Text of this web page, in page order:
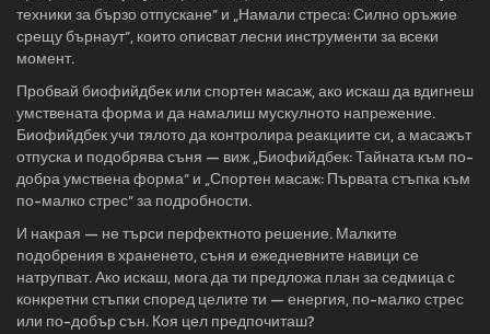
техники за бързо отпускане“ и „Намали стреса: Силно оръжие
срещу бърнаут“, които описват лесни инструменти за всеки
момент.
Пробвай биофийдбек или спортен масаж, ако искаш да вдигнеш
умствената форма и да намалиш мускулното напрежение.
Биофийдбек учи тялото да контролира реакциите си, а масажът
отпуска и подобрява съня — виж „Биофийдбек: Тайната към по-
добра умствена форма“ и „Спортен масаж: Първата стъпка към
по-малко стрес“ за подробности.
И накрая — не търси перфектното решение. Малките
подобрения в храненето, съня и ежедневните навици се
натрупват. Ако искаш, мога да ти предложа план за седмица с
конкретни стъпки според целите ти — енергия, по-малко стрес
или по-добър сън. Коя цел предпочиташ?